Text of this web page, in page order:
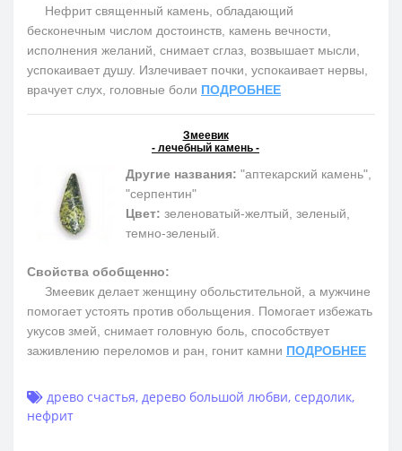
Нефрит священный камень, обладающий
бесконечным числом достоинств, камень вечности,
исполнения желаний, снимает сглаз, возвышает мысли,
успокаивает душу. Излечивает почки, успокаивает нервы,
врачует слух, головные боли ПОДРОБНЕЕ
Змеевик
- лечебный камень -
Другие названия: "аптекарский камень",
"серпентин"
Цвет: зеленоватый-желтый, зеленый,
темно-зеленый.
Свойства обобщенно:
Змеевик делает женщину обольстительной, а мужчине
помогает устоять против обольщения. Помогает избежать
укусов змей, снимает головную боль, способствует
заживлению переломов и ран, гонит камни ПОДРОБНЕЕ
древо счастья, дерево большой любви, сердолик,
нефрит